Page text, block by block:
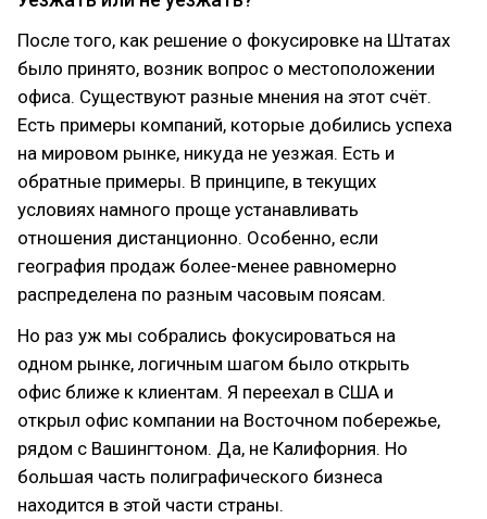
После того, как решение о фокусировке на Штатах
было принято, возник вопрос о местоположении
офиса. Существуют разные мнения на этот счёт.
Есть примеры компаний, которые добились успеха
на мировом рынке, никуда не уезжая. Есть и
обратные примеры. В принципе, в текущих
условиях намного проще устанавливать
отношения дистанционно. Особенно, если
география продаж более-менее равномерно
распределена по разным часовым поясам.
Но раз уж мы собрались фокусироваться на
одном рынке, логичным шагом было открыть
офис ближе к клиентам. Я переехал в США и
открыл офис компании на Восточном побережье,
рядом с Вашингтоном. Да, не Калифорния. Но
большая часть полиграфического бизнеса
находится в этой части страны.